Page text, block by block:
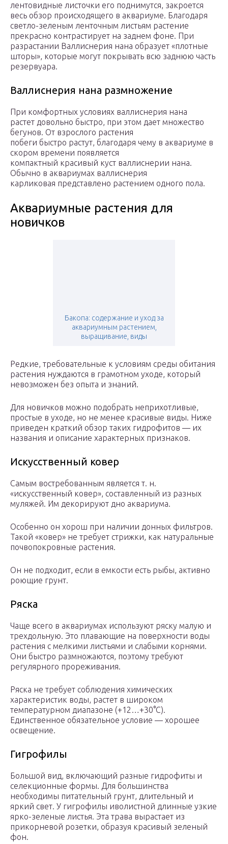
лентовидные листочки его поднимутся, закроется
весь обзор происходящего в аквариуме. Благодаря
светло-зеленым ленточным листьям растение
прекрасно контрастирует на заднем фоне. При
разрастании Валлиснерия нана образует «плотные
шторы», которые могут покрывать всю заднюю часть
резервуара.
Валлиснерия нана размножение
При комфортных условиях валлиснерия нана
растет довольно быстро, при этом дает множество
бегунов. От взрослого растения
побеги быстро растут, благодаря чему в аквариуме в
скором времени появляется
компактный красивый куст валлиснерии нана.
Обычно в аквариумах валлиснерия
карликовая представлено растением одного пола.
Аквариумные растения для
новичков
Бакопа: содержание и уход за
аквариумным растением,
выращивание, виды
Редкие, требовательные к условиям среды обитания
растения нуждаются в грамотном уходе, который
невозможен без опыта и знаний.
Для новичков можно подобрать неприхотливые,
простые в уходе, но не менее красивые виды. Ниже
приведен краткий обзор таких гидрофитов — их
названия и описание характерных признаков.
Искусственный ковер
Самым востребованным является т. н.
«искусственный ковер», составленный из разных
муляжей. Им декорируют дно аквариума.
Особенно он хорош при наличии донных фильтров.
Такой «ковер» не требует стрижки, как натуральные
почвопокровные растения.
Он не подходит, если в емкости есть рыбы, активно
роющие грунт.
Ряска
Чаще всего в аквариумах используют ряску малую и
трехдольную. Это плавающие на поверхности воды
растения с мелкими листьями и слабыми корнями.
Они быстро размножаются, поэтому требуют
регулярного прореживания.
Ряска не требует соблюдения химических
характеристик воды, растет в широком
температурном диапазоне (+12…+30°С).
Единственное обязательное условие — хорошее
освещение.
Гигрофилы
Большой вид, включающий разные гидрофиты и
селекционные формы. Для большинства
необходимы питательный грунт, длительный и
яркий свет. У гигрофилы иволистной длинные узкие
ярко-зеленые листья. Эта трава вырастает из
прикорневой розетки, образуя красивый зеленый
фон.